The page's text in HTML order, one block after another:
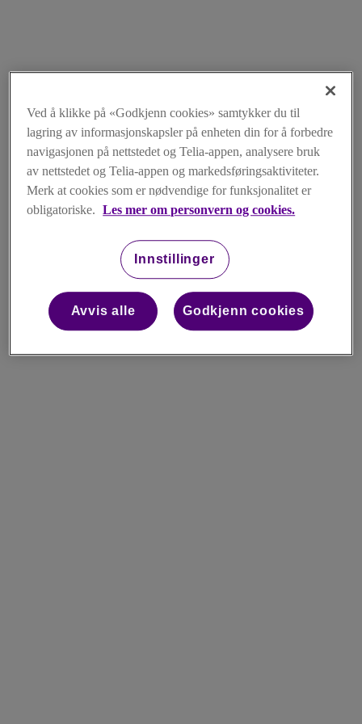
Ved å klikke på «Godkjenn cookies» samtykker du til
lagring av informasjonskapsler på enheten din for å forbedre
navigasjonen på nettstedet og Telia-appen, analysere bruk
av nettstedet og Telia-appen og markedsføringsaktiviteter.
Merk at cookies som er nødvendige for funksjonalitet er
obligatoriske. Les mer om personvern og cookies.
Innstillinger
Avvis alle Godkjenn cookies